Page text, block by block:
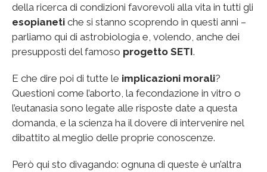
della ricerca di condizioni favorevoli alla vita in tutti gli
esopianeti che si stanno scoprendo in questi anni –
parliamo qui di astrobiologia e, volendo, anche dei
presupposti del famoso progetto SETI.
E che dire poi di tutte le implicazioni morali?
Questioni come l’aborto, la fecondazione in vitro o
l’eutanasia sono legate alle risposte date a questa
domanda, e la scienza ha il dovere di intervenire nel
dibattito al meglio delle proprie conoscenze.
Però qui sto divagando: ognuna di queste è un’altra